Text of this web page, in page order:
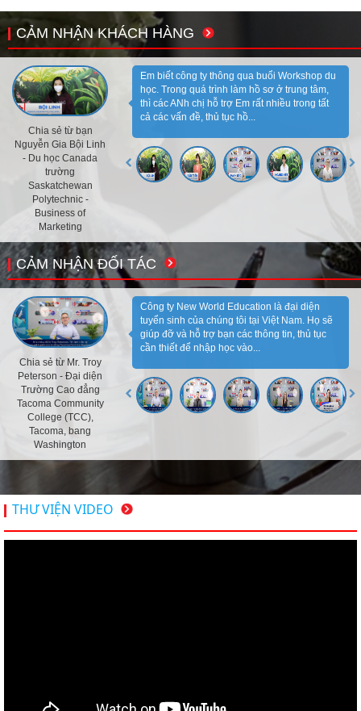
CẢM NHẬN KHÁCH HÀNG
Chia sẻ từ bạn
Nguyễn Gia Bội Linh
- Du học Canada
trường
Saskatchewan
Polytechnic -
Business of
Marketing
Em biết công ty thông qua buổi Workshop du
học. Trong quá trình làm hồ sơ ở trung tâm,
thì các ANh chị hỗ trợ Em rất nhiều trong tất
cả các vấn đề, thủ tục hồ...
CẢM NHẬN ĐỐI TÁC
Chia sẻ từ Mr. Troy
Peterson - Đại diện
Trường Cao đẳng
Tacoma Community
College (TCC),
Tacoma, bang
Washington
Công ty New World Education là đại diện
tuyển sinh của chúng tôi tại Việt Nam. Họ sẽ
giúp đỡ và hỗ trợ bạn các thông tin, thủ tục
cần thiết để nhập học vào...
THƯ VIỆN VIDEO